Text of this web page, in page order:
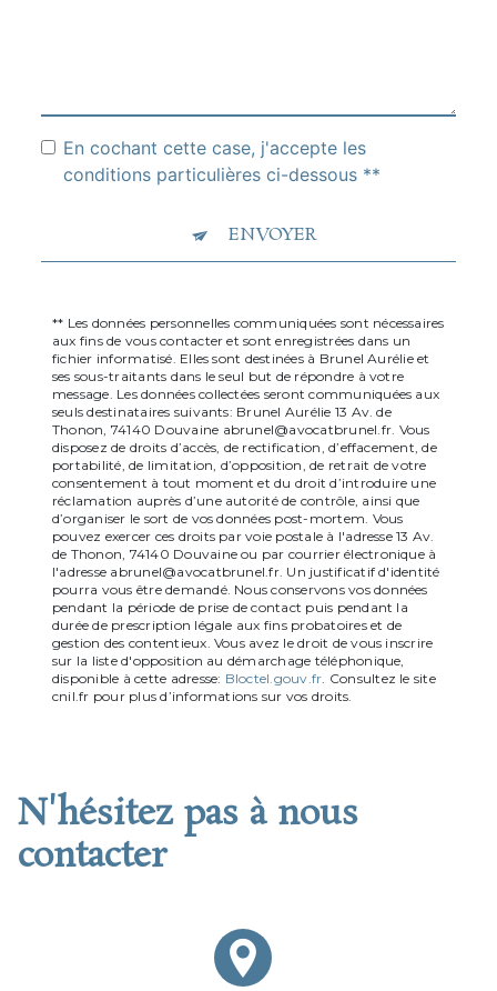
En cochant cette case, j'accepte les
conditions particulières ci-dessous **
ENVOYER
** Les données personnelles communiquées sont nécessaires
aux fins de vous contacter et sont enregistrées dans un
fichier informatisé. Elles sont destinées à Brunel Aurélie et
ses sous-traitants dans le seul but de répondre à votre
message. Les données collectées seront communiquées aux
seuls destinataires suivants: Brunel Aurélie 13 Av. de
Thonon, 74140 Douvaine abrunel@avocatbrunel.fr. Vous
disposez de droits d’accès, de rectification, d’effacement, de
portabilité, de limitation, d’opposition, de retrait de votre
consentement à tout moment et du droit d’introduire une
réclamation auprès d’une autorité de contrôle, ainsi que
d’organiser le sort de vos données post-mortem. Vous
pouvez exercer ces droits par voie postale à l'adresse 13 Av.
de Thonon, 74140 Douvaine ou par courrier électronique à
l'adresse abrunel@avocatbrunel.fr. Un justificatif d'identité
pourra vous être demandé. Nous conservons vos données
pendant la période de prise de contact puis pendant la
durée de prescription légale aux fins probatoires et de
gestion des contentieux. Vous avez le droit de vous inscrire
sur la liste d'opposition au démarchage téléphonique,
disponible à cette adresse: Bloctel.gouv.fr. Consultez le site
cnil.fr pour plus d’informations sur vos droits.
N'hésitez pas à nous
contacter